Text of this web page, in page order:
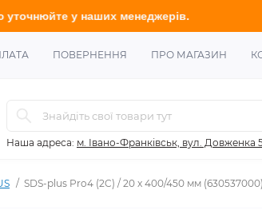
у наших менеджерів.
ПОВЕРНЕННЯ ПРО МАГАЗИН
Наша адреса: м. Івано-Франківськ, вул. Довженка
SDS-plus Pro4 (2C) / 20 x 400/450 мм (630537000)